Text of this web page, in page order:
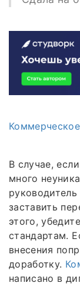
В случае,
много
заставить
этого,
стандартам.
внесения
доработку.
написано в